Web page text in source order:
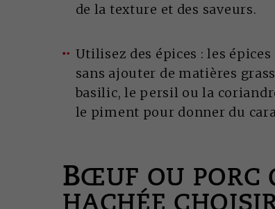
de la texture et des saveurs.
Utilisez des épices : les
sans ajouter de matières
basilic, le persil ou la
le piment pour donner du
BŒUF OU PORC